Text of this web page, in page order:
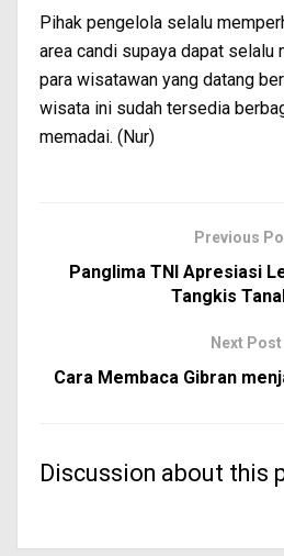
Pihak pengelola selalu
area candi supaya dapat selalu
para wisatawan yang datang
wisata ini sudah tersedia
memadai. (Nur)
Previous
Panglima TNI Apresiasi
Tangkis
Next Post
Cara Membaca Gibran
Discussion about this